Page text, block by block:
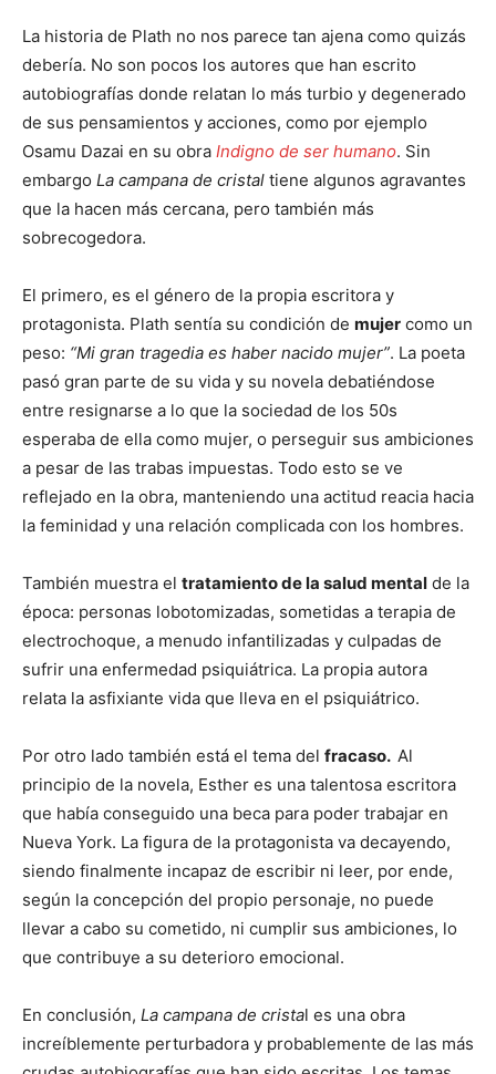
La historia de Plath no nos parece tan ajena como quizás
debería. No son pocos los autores que han escrito
autobiografías donde relatan lo más turbio y degenerado
de sus pensamientos y acciones, como por ejemplo
Osamu Dazai en su obra Indigno de ser humano. Sin
embargo La campana de cristal tiene algunos agravantes
que la hacen más cercana, pero también más
sobrecogedora.
El primero, es el género de la propia escritora y
protagonista. Plath sentía su condición de mujer como un
peso: “Mi gran tragedia es haber nacido mujer”. La poeta
pasó gran parte de su vida y su novela debatiéndose
entre resignarse a lo que la sociedad de los 50s
esperaba de ella como mujer, o perseguir sus ambiciones
a pesar de las trabas impuestas. Todo esto se ve
reflejado en la obra, manteniendo una actitud reacia hacia
la feminidad y una relación complicada con los hombres.
También muestra el tratamiento de la salud mental de la
época: personas lobotomizadas, sometidas a terapia de
electrochoque, a menudo infantilizadas y culpadas de
sufrir una enfermedad psiquiátrica. La propia autora
relata la asfixiante vida que lleva en el psiquiátrico.
Por otro lado también está el tema del fracaso. Al
principio de la novela, Esther es una talentosa escritora
que había conseguido una beca para poder trabajar en
Nueva York. La figura de la protagonista va decayendo,
siendo finalmente incapaz de escribir ni leer, por ende,
según la concepción del propio personaje, no puede
llevar a cabo su cometido, ni cumplir sus ambiciones, lo
que contribuye a su deterioro emocional.
En conclusión, La campana de cristal es una obra
increíblemente perturbadora y probablemente de las más